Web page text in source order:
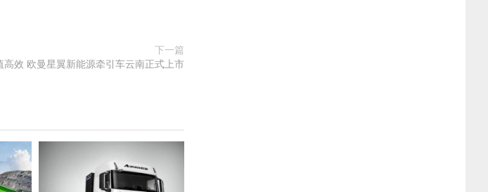
下一篇
高效 欧曼星翼新能源牵引车云南正式上市